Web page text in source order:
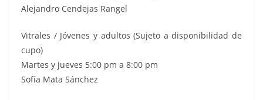
Alejandro Cendejas Rangel
Vitrales / Jóvenes y adultos (Sujeto a disponibilidad de
cupo)
Martes y jueves 5:00 pm a 8:00 pm
Sofía Mata Sánchez